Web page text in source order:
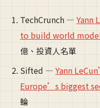
TechCrunch — Yann
to build world
億、投資人名單
Sifted — Yann
Europe’s biggest
輪